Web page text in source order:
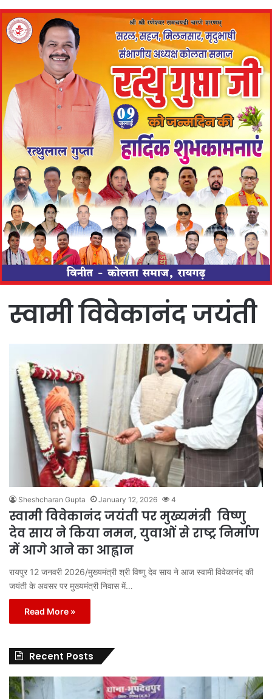
स्वामी विवेकानंद जयंती
Sheshcharan Gupta January 12, 2026 4
स्वामी विवेकानंद जयंती पर मुख्यमंत्री विष्णु
देव साय ने किया नमन, युवाओं से राष्ट्र निर्माण
में आगे आने का आह्वान
रायपुर 12 जनवरी 2026/मुख्यमंत्री श्री विष्णु देव साय ने आज स्वामी विवेकानंद की
जयंती के अवसर पर मुख्यमंत्री निवास में…
Read More »
Recent Posts